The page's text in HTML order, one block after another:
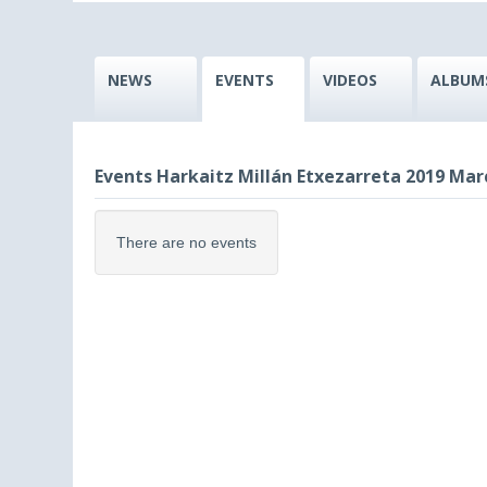
NEWS EVENTS VIDEOS
Events Harkaitz Millán Etxezarreta 2019
There are no events